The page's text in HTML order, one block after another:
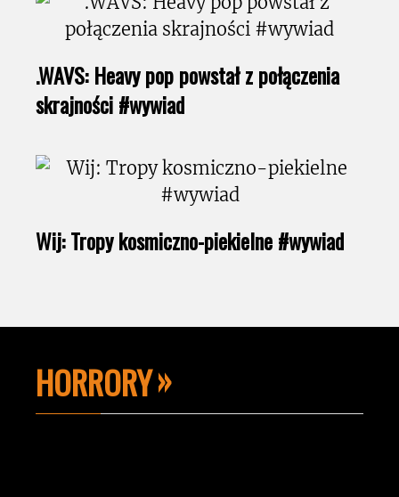
.WAVS: Heavy pop powstał z połączenia
skrajności #wywiad
Wij: Tropy kosmiczno-piekielne #wywiad
HORRORY